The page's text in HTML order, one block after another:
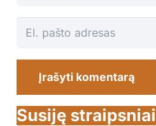
Įrašyti komentarą
Susiję straipsniai